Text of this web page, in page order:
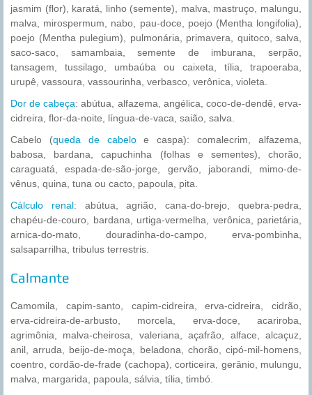
jasmim (flor), karatá, linho (semente), malva, mastruço, malungu,
malva, mirospermum, nabo, pau-doce, poejo (Mentha longifolia),
poejo (Mentha pulegium), pulmonária, primavera, quitoco, salva,
saco-saco, samambaia, semente de imburana, serpão,
tansagem, tussilago, umbaúba ou caixeta, tília, trapoeraba,
urupê, vassoura, vassourinha, verbasco, verônica, violeta.
Dor de cabeça: abútua, alfazema, angélica, coco-de-dendê, erva-
cidreira, flor-da-noite, língua-de-vaca, saião, salva.
Cabelo (queda de cabeloe caspa): comalecrim, alfazema,
babosa, bardana, capuchinha (folhas e sementes), chorão,
caraguatá, espada-de-são-jorge, gervão, jaborandi, mimo-de-
vênus, quina, tuna ou cacto, papoula, pita.
Cálculo renal: abútua, agrião, cana-do-brejo, quebra-pedra,
chapéu-de-couro, bardana, urtiga-vermelha, verônica, parietária,
arnica-do-mato, douradinha-do-campo, erva-pombinha,
salsaparrilha, tribulus terrestris.
Calmante
Camomila, capim-santo, capim-cidreira, erva-cidreira, cidrão,
erva-cidreira-de-arbusto, morcela, erva-doce, acariroba,
agrimônia, malva-cheirosa, valeriana, açafrão, alface, alcaçuz,
anil, arruda, beijo-de-moça, beladona, chorão, cipó-mil-homens,
coentro, cordão-de-frade (cachopa), corticeira, gerânio, mulungu,
malva, margarida, papoula, sálvia, tília, timbó.